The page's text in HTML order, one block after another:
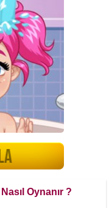
Oynanır ?